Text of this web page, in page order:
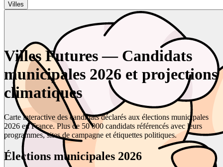
Villes
Villes Futures — Candidats
municipales 2026 et projections
climatiques
Carte interactive des candidats déclarés aux élections municipales
2026 en France. Plus de 50 000 candidats référencés avec leurs
programmes, sites de campagne et étiquettes politiques.
Élections municipales 2026